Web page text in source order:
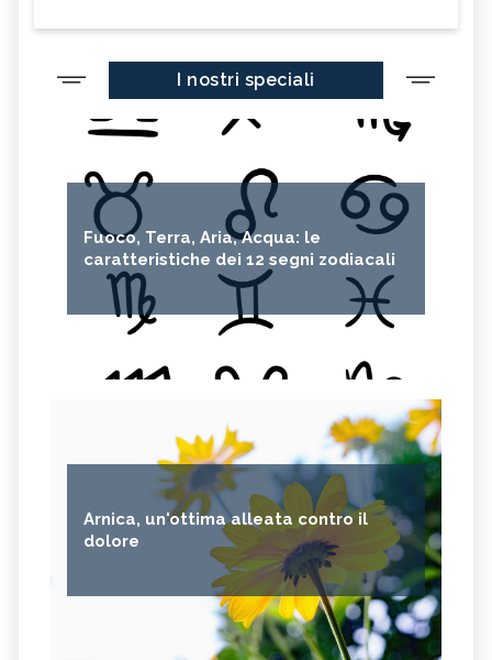
I nostri speciali
Fuoco, Terra, Aria, Acqua: le
caratteristiche dei 12 segni zodiacali
Arnica, un'ottima alleata contro il
dolore